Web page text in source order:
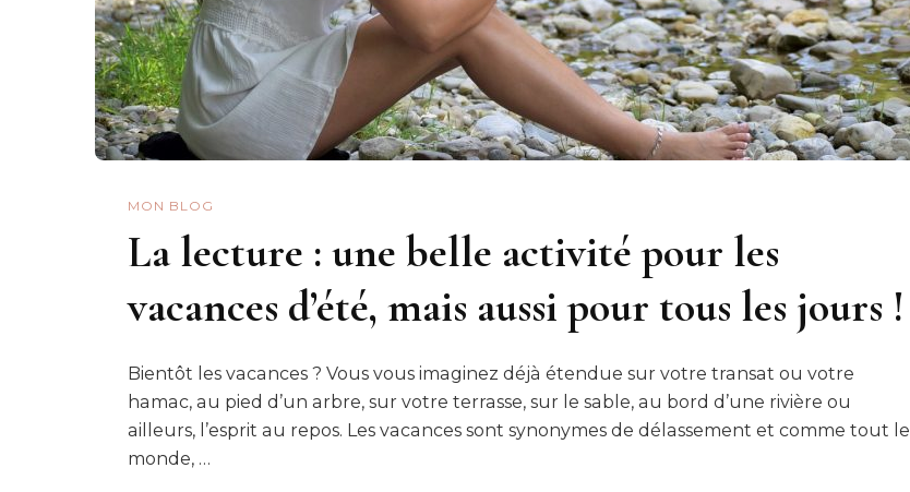
MON BLOG
La lecture : une belle activité pour les
vacances d’été, mais aussi pour tous les jours !
Bientôt les vacances ? Vous vous imaginez déjà étendue sur votre transat ou votre
hamac, au pied d’un arbre, sur votre terrasse, sur le sable, au bord d’une rivière ou
ailleurs, l’esprit au repos. Les vacances sont synonymes de délassement et comme tout le
monde, …